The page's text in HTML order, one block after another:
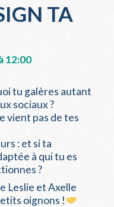
TA
12:00
tu galères autant
sociaux ?
vient pas de tes
: et si ta
à qui tu es
?
Leslie et Axelle
oignons !